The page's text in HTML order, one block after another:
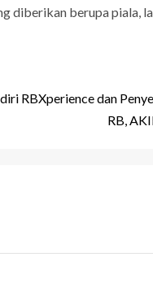
diberikan berupa piala,
RBXperience dan
RB,